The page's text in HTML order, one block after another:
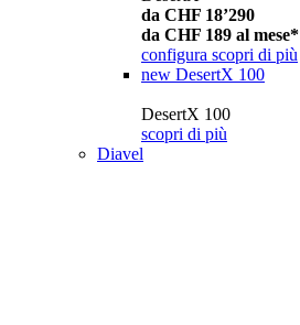
da CHF 18’290
da CHF 189 al mese*
configura scopri di più
new DesertX 100
DesertX 100
scopri di più
Diavel